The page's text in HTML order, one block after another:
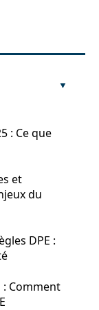
: Ce que
et
du
DPE :
Comment